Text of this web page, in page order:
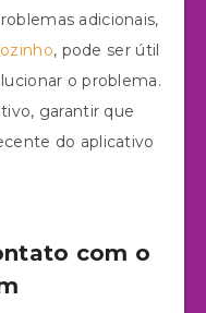
adicionais,
, pode ser útil
o problema.
garantir que
do aplicativo
com o